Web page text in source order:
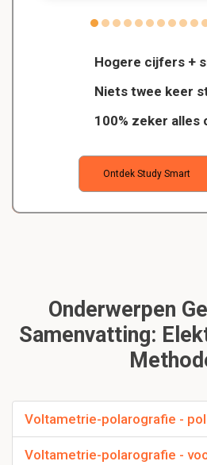
Hogere cijfers +
Niets twee keer
100% zeker alles
Ontdek Study Smart
Onderwerpen
Samenvatting:
Voltametrie-polarografie -
Voltametrie-polarografie -